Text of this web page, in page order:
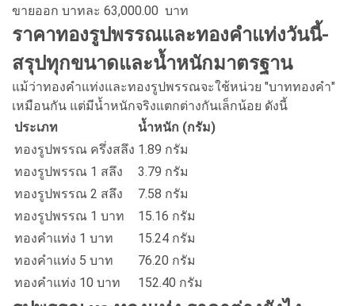
ขายออก บาทละ 63,000.00 บาท
ราคาทองรูปพรรณและทองคำแท่งวันนี้-
สรุปทุกขนาดและน้ำหนักมาตรฐาน
แม้ว่าทองคำแท่งและทองรูปพรรณจะใช้หน่วย "บาททองคำ"
เหมือนกัน แต่มีน้ำหนักจริงแตกต่างกันเล็กน้อย ดังนี้
ประเภท
น้ำหนัก (กรัม)
ทองรูปพรรณ ครึ่งสลึง 1.89 กรัม
ทองรูปพรรณ 1 สลึง
3.79 กรัม
ทองรูปพรรณ 2 สลึง
7.58 กรัม
ทองรูปพรรณ 1 บาท
15.16 กรัม
ทองคำแท่ง 1 บาท
15.24 กรัม
ทองคำแท่ง 5 บาท
76.20 กรัม
ทองคำแท่ง 10 บาท
152.40 กรัม